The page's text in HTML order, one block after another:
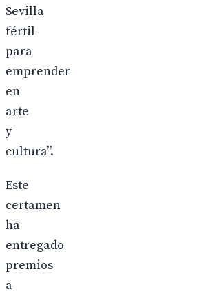
Sevilla
fértil
para
emprender
en
arte
y
cultura”.
Este
certamen
ha
entregado
premios
a